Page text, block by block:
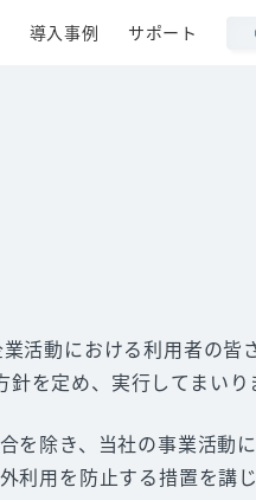
導入事例 サポート
活動における利用者の皆
を定め、実行してまいり
を除き、当社の事業活動
利用を防止する措置を講